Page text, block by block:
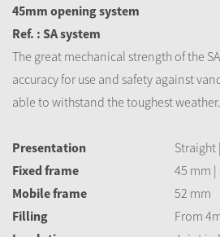
45mm opening system
Ref. : SA system
The great mechanical strength of the
accuracy for use and safety against
able to withstand the toughest weather.
Presentation
Straight
Fixed frame
45 mm |
Mobile frame
52 mm
Filling
From